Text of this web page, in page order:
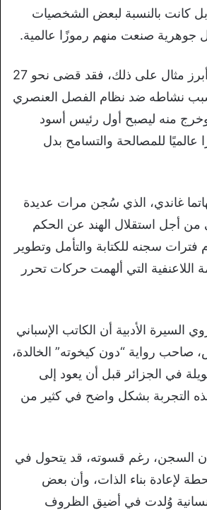
كانت بالنسبة لبعض الشخصيات
جوهرية صنعت منهم رموزًا عالمية.
يُعد نيلسون مانديلا أبرز مثال على ذلك، فقد قضى نحو 27
نشاطه ضد نظام الفصل العنصري
منه ليصبح أول رئيس أسود
عالميًا للمصالحة والتسامح بدل
غاندي، الذي سُجن مرات عديدة
من أجل استقلال الهند عن الحكم
فترات سجنه للكتابة والتأمل وتطوير
اللاعنفية التي ألهمت حركات تحرر
السيرة الأدبية أن الكاتب الإسباني
صاحب رواية “دون كيخوته” الخالدة،
في الجزائر قبل أن يعود إلى
هذه التجربة بشكل واضح في كثير من
السجن، رغم قسوته، قد يتحول في
لإعادة بناء الذات، وأن بعض
وُلدت في أضيق الظروف